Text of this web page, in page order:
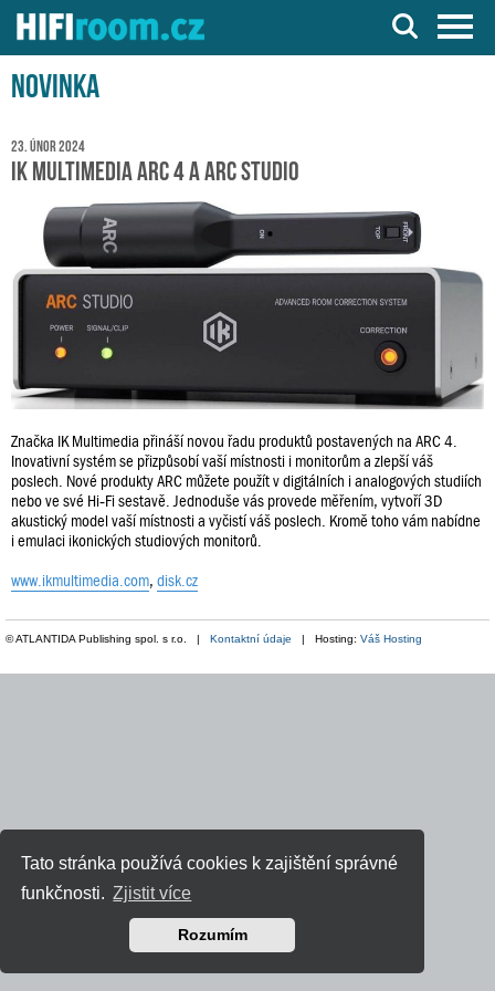
Tato stránka používá cookies k zajištění správné
funkčnosti. Zjistit více
Rozumím
Server o Hi-Fi a AV technice
Novinka
23. únor 2024
IK Multimedia ARC 4 a ARC Studio
Značka IK Multimedia přináší novou řadu produktů postavených na ARC 4.
Inovativní systém se přizpůsobí vaší místnosti i monitorům a zlepší váš
poslech. Nové produkty ARC můžete použít v digitálních i analogových studiích
nebo ve své Hi‑Fi sestavě. Jednoduše vás provede měřením, vytvoří 3D
akustický model vaší místnosti a vyčistí váš poslech. Kromě toho vám nabídne
i emulaci ikonických studiových monitorů.
www.ikmultimedia.com, disk.cz
© ATLANTIDA Publishing spol. s r.o. | Kontaktní údaje | Hosting: Váš Hosting